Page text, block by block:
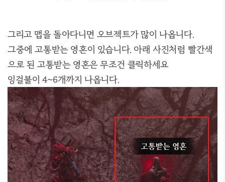
그리고 맵을 돌아다니면 오브젝트가 많이 나옵니다.
그중에 고통받는 영혼이 있습니다. 아래 사진처럼 빨간색
으로 된 고통받는 영혼은 무조건 클릭하세요
잉걸불이 4~6개까지 나옵니다.